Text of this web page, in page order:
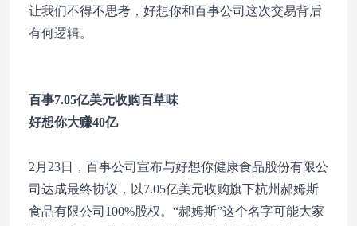
让我们不得不思考，好想你和百事公司这次交易背后
有何逻辑。
百事7.05亿美元收购百草味
好想你大赚40亿
2月23日，百事公司宣布与好想你健康食品股份有限公
司达成最终协议，以7.05亿美元收购旗下杭州郝姆斯
食品有限公司100%股权。“郝姆斯”这个名字可能大家